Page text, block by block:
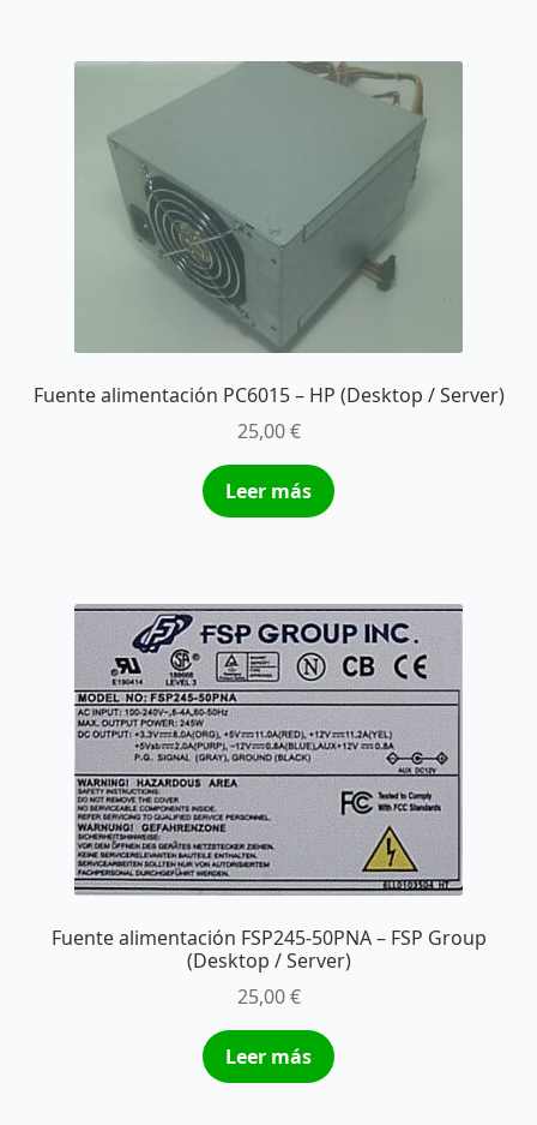
Fuente alimentación PC6015 – HP (Desktop / Server)
25,00€
Leer más
Fuente alimentación FSP245-50PNA – FSP Group
(Desktop / Server)
25,00€
Leer más